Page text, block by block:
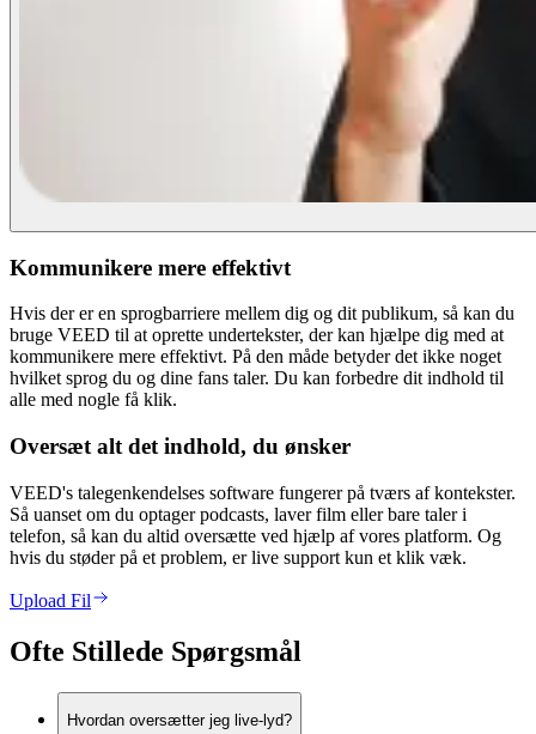
Kommunikere mere effektivt
Hvis der er en sprogbarriere mellem dig og dit publikum, så kan du
bruge VEED til at oprette undertekster, der kan hjælpe dig med at
kommunikere mere effektivt. På den måde betyder det ikke noget
hvilket sprog du og dine fans taler. Du kan forbedre dit indhold til
alle med nogle få klik.
Oversæt alt det indhold, du ønsker
VEED's talegenkendelses software fungerer på tværs af kontekster.
Så uanset om du optager podcasts, laver film eller bare taler i
telefon, så kan du altid oversætte ved hjælp af vores platform. Og
hvis du støder på et problem, er live support kun et klik væk.
Upload Fil
Ofte Stillede Spørgsmål
Hvordan oversætter jeg live-lyd?